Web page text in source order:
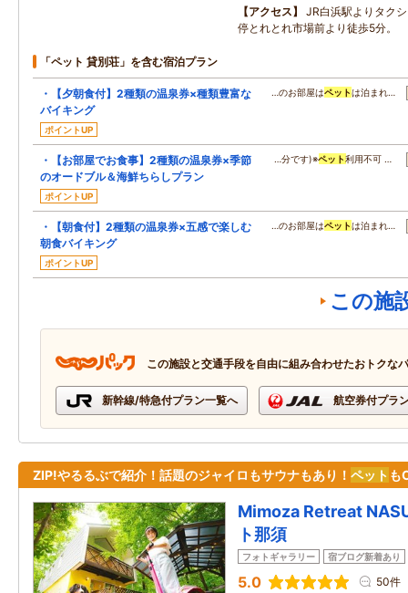
アクセス
JR白浜駅よりタク
停とれとれ市場前より徒歩5分。
「ペット 貸別荘」を含む宿泊プラン
・【夕朝食付】2種類の温泉券×種類豊富な
バイキング
ポイントUP
…のお部屋はペットは泊まれ…
・【お部屋でお食事】2種類の温泉券×季節
のオードブル＆海鮮ちらしプラン
ポイントUP
…分です)※ペット利用不可 …
・【朝食付】2種類の温泉券×五感で楽しむ
朝食バイキング
ポイントUP
…のお部屋はペットは泊まれ…
この施
この施設と交通手段を自由に組み合わせたおトクな
新幹線/特急付プラン一覧へ 航空券付プラ
ZIP!やるるぶで紹介！話題のジャイロもサウナもあり！ ペット も
Mimoza Retreat
ト那須
フォトギャラリー 宿ブログ新着あり
5.0 50件